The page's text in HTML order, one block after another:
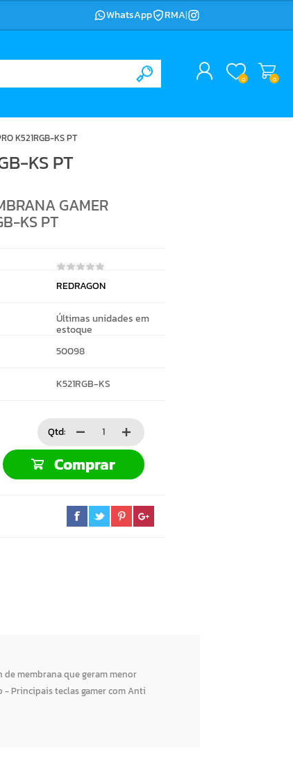
WhatsApp RMA|
0 0
K521RGB-KS PT
KS PT
GAMER
KS PT
REDRAGON
Últimas unidades em
estoque
50098
K521RGB-KS
Qtd:
Comprar
membrana que geram menor
Principais teclas gamer com Anti